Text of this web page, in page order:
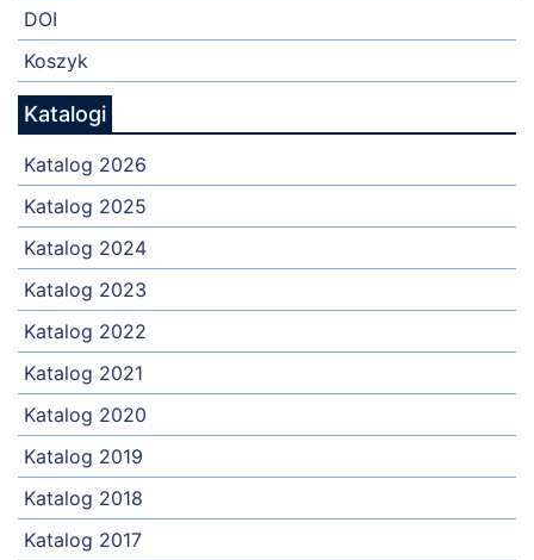
DOI
Koszyk
Katalogi
Katalog 2026
Katalog 2025
Katalog 2024
Katalog 2023
Katalog 2022
Katalog 2021
Katalog 2020
Katalog 2019
Katalog 2018
Katalog 2017